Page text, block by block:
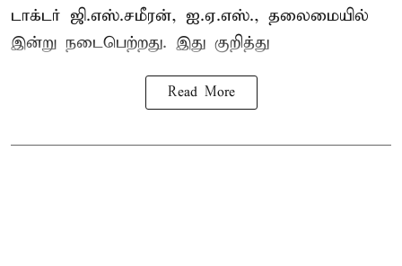
டாக்டர் ஜி.எஸ்.சமீரன், ஐ.ஏ.எஸ்., தலைமையில்
இன்று நடைபெற்றது. இது குறித்து
Read More